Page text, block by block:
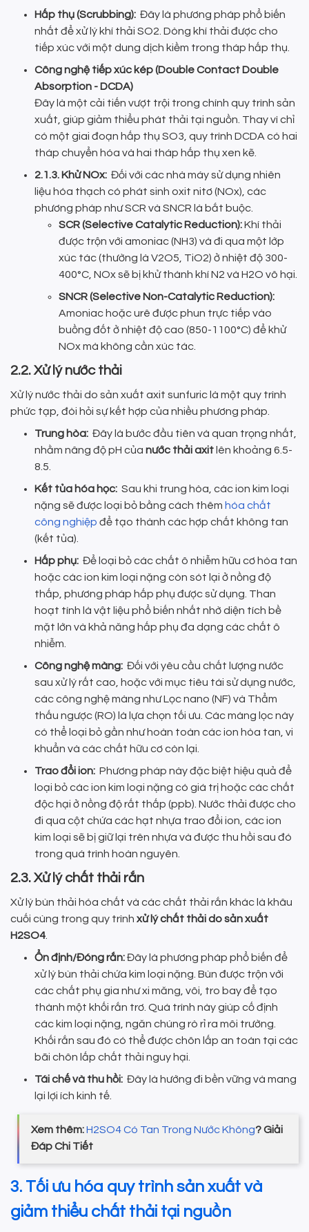
Hấp thụ (Scrubbing): Đây là phương pháp phổ biến
nhất để xử lý khí thải SO2. Dòng khí thải được cho
tiếp xúc với một dung dịch kiềm trong tháp hấp thụ.
Công nghệ tiếp xúc kép (Double Contact Double
Absorption - DCDA)
Đây là một cải tiến vượt trội trong chính quy trình sản
xuất, giúp giảm thiểu phát thải tại nguồn. Thay vì chỉ
có một giai đoạn hấp thụ SO3, quy trình DCDA có hai
tháp chuyển hóa và hai tháp hấp thụ xen kẽ.
2.1.3. Khử NOx: Đối với các nhà máy sử dụng nhiên
liệu hóa thạch có phát sinh oxit nitơ (NOx), các
phương pháp như SCR và SNCR là bắt buộc.
SCR (Selective Catalytic Reduction):Khí thải
được trộn với amoniac (NH3) và đi qua một lớp
xúc tác (thường là V2O5, TiO2) ở nhiệt độ 300-
400°C, NOx sẽ bị khử thành khí N2 và H2O vô hại.
SNCR (Selective Non-Catalytic Reduction):
Amoniac hoặc urê được phun trực tiếp vào
buồng đốt ở nhiệt độ cao (850-1100°C) để khử
NOx mà không cần xúc tác.
2.2. Xử lý nước thải
Xử lý nước thải do sản xuất axit sunfuric là một quy trình
phức tạp, đòi hỏi sự kết hợp của nhiều phương pháp.
Trung hòa: Đây là bước đầu tiên và quan trọng nhất,
nhằm nâng độ pH của nước thải axit lên khoảng 6.5-
8.5.
Kết tủa hóa học: Sau khi trung hòa, các ion kim loại
nặng sẽ được loại bỏ bằng cách thêm hóa chất
công nghiệp để tạo thành các hợp chất không tan
(kết tủa).
Hấp phụ: Để loại bỏ các chất ô nhiễm hữu cơ hòa tan
hoặc các ion kim loại nặng còn sót lại ở nồng độ
thấp, phương pháp hấp phụ được sử dụng. Than
hoạt tính là vật liệu phổ biến nhất nhờ diện tích bề
mặt lớn và khả năng hấp phụ đa dạng các chất ô
nhiễm.
Công nghệ màng: Đối với yêu cầu chất lượng nước
sau xử lý rất cao, hoặc với mục tiêu tái sử dụng nước,
các công nghệ màng như Lọc nano (NF) và Thẩm
thấu ngược (RO) là lựa chọn tối ưu. Các màng lọc này
có thể loại bỏ gần như hoàn toàn các ion hòa tan, vi
khuẩn và các chất hữu cơ còn lại.
Trao đổi ion: Phương pháp này đặc biệt hiệu quả để
loại bỏ các ion kim loại nặng có giá trị hoặc các chất
độc hại ở nồng độ rất thấp (ppb). Nước thải được cho
đi qua cột chứa các hạt nhựa trao đổi ion, các ion
kim loại sẽ bị giữ lại trên nhựa và được thu hồi sau đó
trong quá trình hoàn nguyên.
2.3. Xử lý chất thải rắn
Xử lý bùn thải hóa chất và các chất thải rắn khác là khâu
cuối cùng trong quy trình xử lý chất thải do sản xuất
H2SO4
Ổn định/Đóng rắn:Đây là phương pháp phổ biến để
xử lý bùn thải chứa kim loại nặng. Bùn được trộn với
các chất phụ gia như xi măng, vôi, tro bay để tạo
thành một khối rắn trơ. Quá trình này giúp cố định
các kim loại nặng, ngăn chúng rò rỉ ra môi trường.
Khối rắn sau đó có thể được chôn lấp an toàn tại các
bãi chôn lấp chất thải nguy hại.
Tái chế và thu hồi: Đây là hướng đi bền vững và mang
lại lợi ích kinh tế.
Xem thêm:H2SO4 Có Tan Trong Nước Không? Giải
Đáp Chi Tiết
3. Tối ưu hóa quy trình sản xuất và
giảm thiểu chất thải tại nguồn